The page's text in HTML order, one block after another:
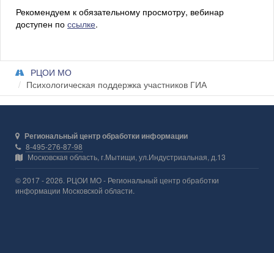
Рекомендуем к обязательному просмотру, вебинар
доступен по ссылке.
РЦОИ МО
Психологическая поддержка участников ГИА
Региональный центр обработки информации
8-495-276-87-98
Московская область, г.Мытищи, ул.Индустриальная, д.13
© 2017 - 2026. РЦОИ МО - Региональный центр обработки
информации Московской области.